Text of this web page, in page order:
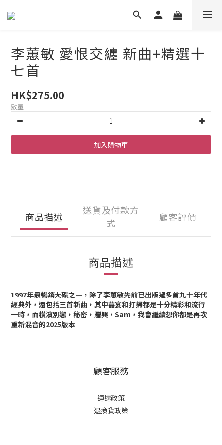
李蕙敏 愛恨交纏 新曲+精選十
七首
HK$275.00
數量
加入購物車
商品描述
送貨及付款方
式
顧客評價
商品描述
1997年最暢銷大碟之一，除了李蕙敏先前已出版過多首九十年代
經典外，還包括三首新曲，其中囍宴和打掃都是十分精彩和流行
一時，而橫濱別戀，秘密，贈興，Sam，我會繼續想你都是再次
重新混音的2025版本
顧客服務
運送政策
退換貨政策